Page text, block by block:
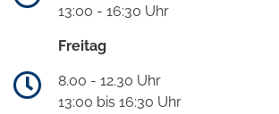
13:00 - 16:30 Uhr
Freitag
8.00 - 12.30 Uhr
13:00 bis 16:30 Uhr